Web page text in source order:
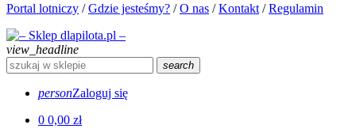
Portal lotniczy /Gdzie jesteśmy? /O nas /Kontakt /Regulamin
view_headline
search
personZaloguj się
0 0,00 zł